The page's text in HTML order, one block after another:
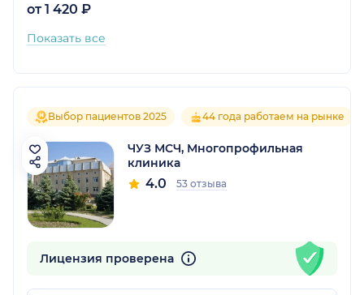
от 1 420 ₽
Показать все
Выбор пациентов 2025 44 года работаем на рынке
ЧУЗ МСЧ, Многопрофильная
клиника
4.0 53 отзыва
Лицензия проверена